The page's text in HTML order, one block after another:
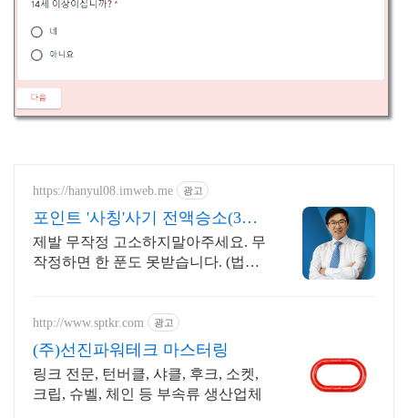
https://hanyul08.imweb.me 광고
포인트 '사칭'사기 전액승소(3억7
천) 사례보유
제발 무작정 고소하지말아주세요. 무
작정하면 한 푼도 못받습니다. (법무
http://www.sptkr.com 광고
(주)선진파워테크 마스터링
링크 전문, 턴버클, 샤클, 후크, 소켓,
크립, 슈벨, 체인 등 부속류 생산업체